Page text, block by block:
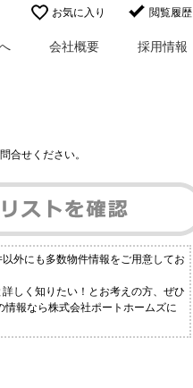
お気に入り 閲覧履歴
会社概要 採用情報
合せください。
外にも多数物件情報をご用意してお
しく知りたい！とお考えの方、ぜひ
報なら株式会社ポートホームズに